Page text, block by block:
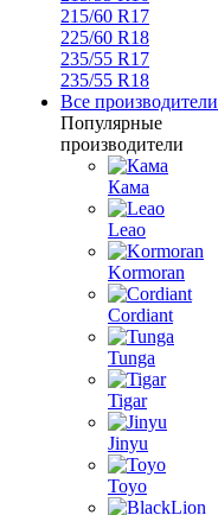
215/60 R17
225/60 R18
235/55 R17
235/55 R18
Все производители
Популярные
производители
Кама
Leao
Kormoran
Cordiant
Tunga
Tigar
Jinyu
Toyo